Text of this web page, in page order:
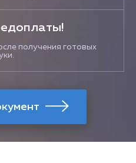
получения готовых